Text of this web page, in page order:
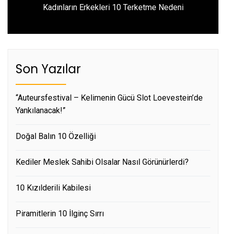
Next
Kadınların Erkekleri 10 Terketme Nedeni
Son Yazılar
“Auteursfestival – Kelimenin Gücü Slot Loevestein’de
Yankılanacak!”
Doğal Balın 10 Özelliği
Kediler Meslek Sahibi Olsalar Nasıl Görünürlerdi?
10 Kızılderili Kabilesi
Piramitlerin 10 İlginç Sırrı